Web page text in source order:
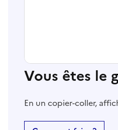
Vous êtes le
En un copier-coller,